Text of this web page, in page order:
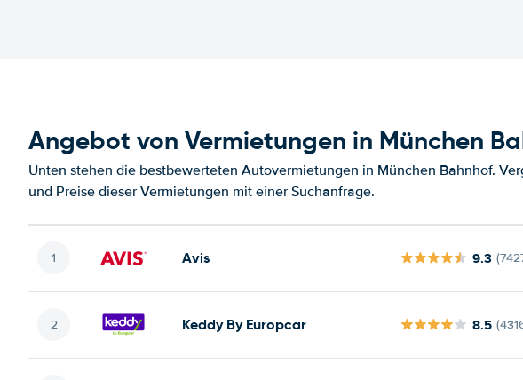
Angebot von Vermietungen in München
Unten stehen die bestbewerteten Autovermietungen in München Bahnhof.
und Preise dieser Vermietungen mit einer Suchanfrage.
Avis 9.3
Keddy By Europcar 8.5